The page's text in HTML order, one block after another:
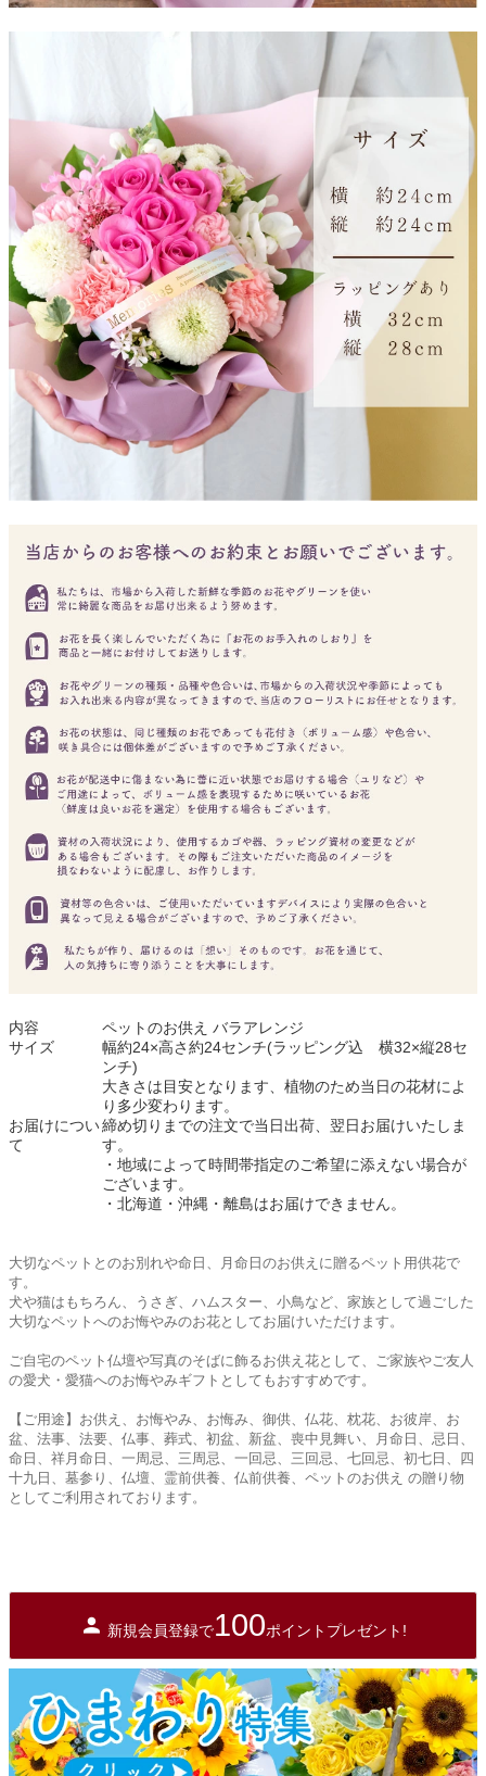
内容
ペットのお供え バラアレンジ
サイズ
幅約24×高さ約24センチ(ラッピング込 横32×縦28セ
ンチ)
大きさは目安となります、植物のため当日の花材によ
り多少変わります。
お届けについ
て
締め切りまでの注文で当日出荷、翌日お届けいたしま
す。
・地域によって時間帯指定のご希望に添えない場合が
ございます。
・北海道・沖縄・離島はお届けできません。
大切なペットとのお別れや命日、月命日のお供えに贈るペット用供花で
す。
犬や猫はもちろん、うさぎ、ハムスター、小鳥など、家族として過ごした
大切なペットへのお悔やみのお花としてお届けいただけます。
ご自宅のペット仏壇や写真のそばに飾るお供え花として、ご家族やご友人
の愛犬・愛猫へのお悔やみギフトとしてもおすすめです。
【ご用途】お供え、お悔やみ、お悔み、御供、仏花、枕花、お彼岸、お
盆、法事、法要、仏事、葬式、初盆、新盆、喪中見舞い、月命日、忌日、
命日、祥月命日、一周忌、三周忌、一回忌、三回忌、七回忌、初七日、四
十九日、墓参り、仏壇、霊前供養、仏前供養、ペットのお供え の贈り物
としてご利用されております。
新規会員登録で100ポイントプレゼント!